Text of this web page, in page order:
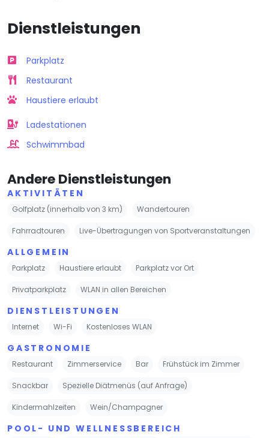
Dienstleistungen
Parkplatz
Restaurant
Haustiere erlaubt
Ladestationen
Schwimmbad
Andere Dienstleistungen
AKTIVITÄTEN
Golfplatz (innerhalb von 3 km) Wandertouren
Fahrradtouren Live-Übertragungen von Sportveranstaltungen
ALLGEMEIN
Parkplatz Haustiere erlaubt Parkplatz vor Ort
Privatparkplatz WLAN in allen Bereichen
DIENSTLEISTUNGEN
Internet Wi-Fi Kostenloses WLAN
GASTRONOMIE
Restaurant Zimmerservice Bar Frühstück im Zimmer
Snackbar Spezielle Diätmenüs (auf Anfrage)
Kindermahlzeiten Wein/Champagner
POOL- UND WELLNESSBEREICH